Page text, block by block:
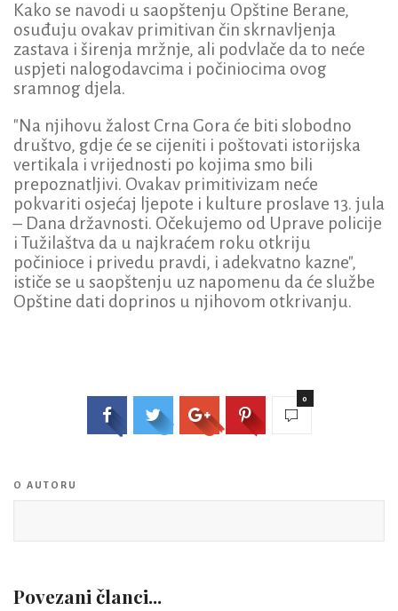
Kako se navodi u saopštenju Opštine Berane,
osuđuju ovakav primitivan čin skrnavljenja
zastava i širenja mržnje, ali podvlače da to neće
uspjeti nalogodavcima i počiniocima ovog
sramnog djela.
"Na njihovu žalost Crna Gora će biti slobodno
društvo, gdje će se cijeniti i poštovati istorijska
vertikala i vrijednosti po kojima smo bili
prepoznatljivi. Ovakav primitivizam neće
pokvariti osjećaj ljepote i kulture proslave 13. jula
– Dana državnosti. Očekujemo od Uprave policije
i Tužilaštva da u najkraćem roku otkriju
počinioce i privedu pravdi, i adekvatno kazne",
ističe se u saopštenju uz napomenu da će službe
Opštine dati doprinos u njihovom otkrivanju.
0
O AUTORU
Povezani članci...